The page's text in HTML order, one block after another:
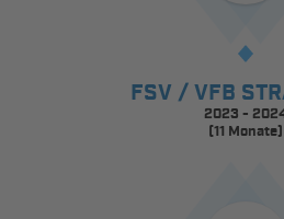
FSV / VFB
2023 -
(11 Monate)